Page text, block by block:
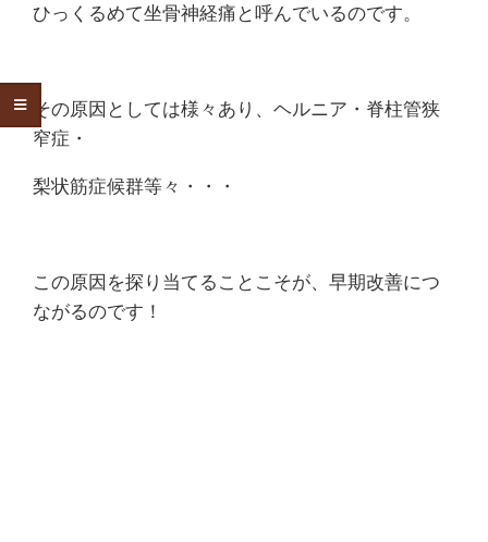
ひっくるめて坐骨神経痛と呼んでいるのです。
その原因としては様々あり、ヘルニア・脊柱管狭
窄症・
梨状筋症候群等々・・・
この原因を探り当てることこそが、早期改善につ
ながるのです！